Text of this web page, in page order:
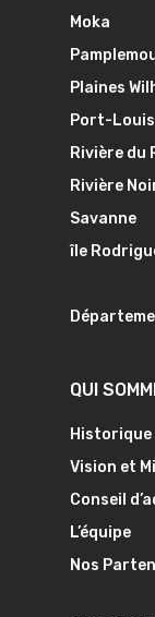
Moka
Plaines
Port-Louis
Rivière du
Rivière
Savanne
île
QUI
Historique
Vision et
Conseil
L’équipe
Nos